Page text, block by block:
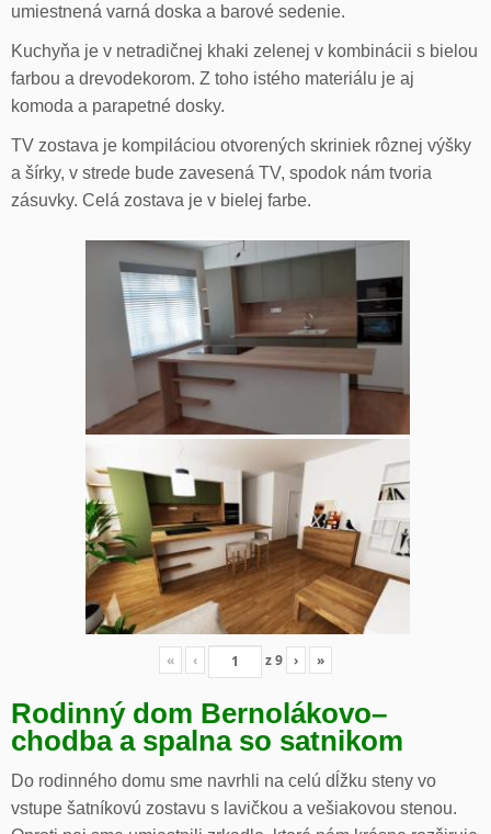
umiestnená varná doska a barové sedenie.
Kuchyňa je v netradičnej khaki zelenej v kombinácii s bielou
farbou a drevodekorom. Z toho istého materiálu je aj
komoda a parapetné dosky.
TV zostava je kompiláciou otvorených skriniek rôznej výšky
a šírky, v strede bude zavesená TV, spodok nám tvoria
zásuvky. Celá zostava je v bielej farbe.
« ‹ z9 › »
Rodinný dom Bernolákovo–
chodba a spalna so satnikom
Do rodinného domu sme navrhli na celú dĺžku steny vo
vstupe šatníkovú zostavu s lavičkou a vešiakovou stenou.